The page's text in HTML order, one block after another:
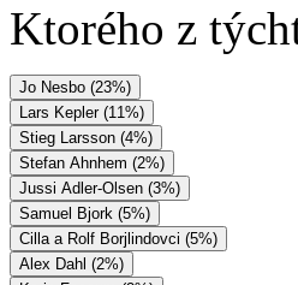
Ktorého z
Jo Nesbo (23%)
Lars Kepler (11%)
Stieg Larsson (4%)
Stefan Ahnhem (2%)
Jussi Adler-Olsen (3%)
Samuel Bjork (5%)
Cilla a Rolf Borjlindovci (5%)
Alex Dahl (2%)